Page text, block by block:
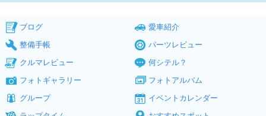
ブログ
愛車紹介
整備手帳
パーツレビュー
クルマレビュー
何シテル？
フォトギャラリー
フォトアルバム
グループ
イベントカレンダー